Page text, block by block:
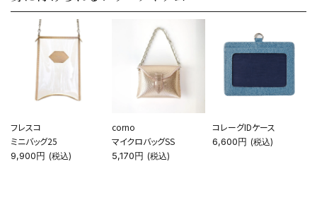
フレスコ
ミニバッグ25
9,900円 (税込)
corno
マイクロバッグSS
5,170円 (税込)
コレーグIDケース
6,600円 (税込)